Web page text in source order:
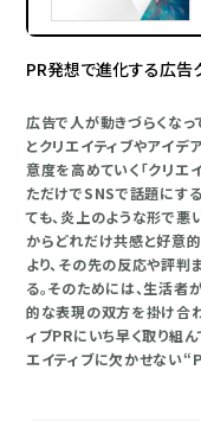
PR発想で進化する広告
広告で人が動きづらくな
とクリエイティブやアイ
意度を高めていく「クリエ
ただけでSNSで話題にす
ても、炎上のような形で悪
からどれだけ共感と好意
より、その先の反応や評判
る。そのためには、生活者
的な表現の双方を掛け合
ィブPRにいち早く取り組
エイティブに欠かせない